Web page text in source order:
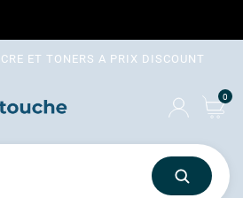
ET TONERS A PRIX DISCOUNT
0